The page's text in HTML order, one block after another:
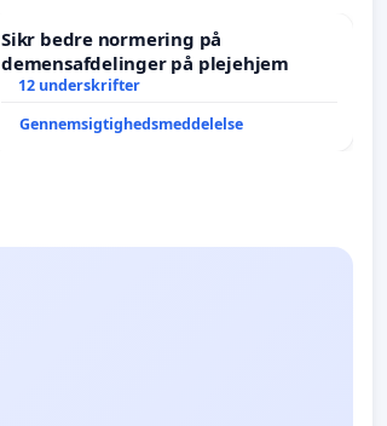
Sikr bedre normering på
demensafdelinger på plejehjem
12 underskrifter
Gennemsigtighedsmeddelelse